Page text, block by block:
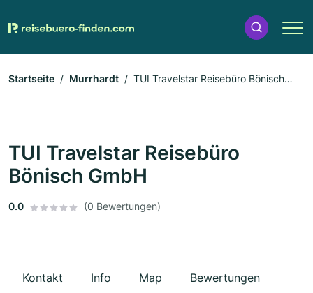
Startseite Murrhardt
TUI Travelstar Reisebüro Bönisch
TUI Travelstar Reisebüro
Bönisch GmbH
0.0 (0 Bewertungen)
Kontakt Info Map Bewertungen